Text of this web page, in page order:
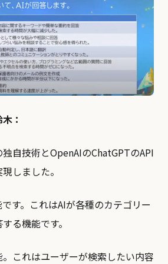
：
自技術とOpenAIのChatGPTのAPI
しました。
す。これはAIが各種のカテゴリー
る機能です。
これはユーザーが検索したい内容